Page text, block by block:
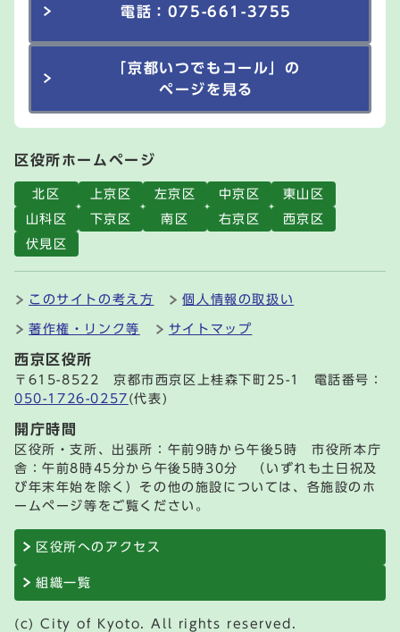
電話：075-661-3755
「京都いつでもコール」の
ページを見る
区役所ホームページ
北区 上京区 左京区 中京区
東山区
山科区
下京区 南区 右京区
西京区
伏見区
このサイトの考え方 個人情報の取扱い
著作権・リンク等 サイトマップ
西京区役所
〒615-8522 京都市西京区上桂森下町25-1 電話番号：
050-1726-0257 (代表)
開庁時間
区役所・支所、出張所：午前9時から午後5時 市役所本庁
舎：午前8時45分から午後5時30分 （いずれも土日祝及
び年末年始を除く）その他の施設については、各施設のホ
ームページ等をご覧ください。
区役所へのアクセス
組織一覧
(c) City of Kyoto. All rights reserved.